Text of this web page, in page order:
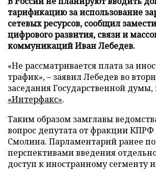
тарификацию за использование
сетевых ресурсов, сообщил
цифрового развития, связи и
коммуникаций Иван Лебедев.
«Не рассматривается плата за
трафик», – заявил Лебедев во
заседания Государственной думы,
«Интерфакс».
Таким образом замглавы
вопрос депутата от фракции КПРФ
Смолина. Парламентарий ранее
перспективами введения
доступ к иностранному сегменту